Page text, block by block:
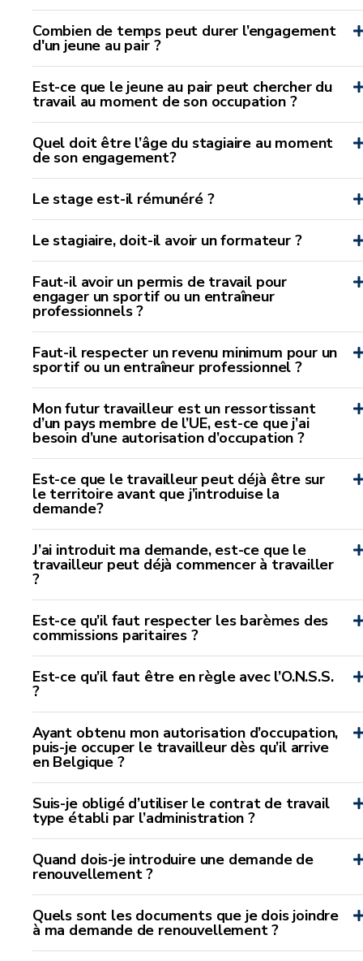
Combien de temps peut durer l’engagement
d'un jeune au pair ?
Est-ce que le jeune au pair peut chercher du
travail au moment de son occupation ?
Quel doit être l’âge du stagiaire au moment
de son engagement?
Le stage est-il rémunéré ?
Le stagiaire, doit-il avoir un formateur ?
Faut-il avoir un permis de travail pour
engager un sportif ou un entraîneur
professionnels ?
Faut-il respecter un revenu minimum pour un
sportif ou un entraîneur professionnel ?
Mon futur travailleur est un ressortissant
d’un pays membre de l’UE, est-ce que j’ai
besoin d’une autorisation d’occupation ?
Est-ce que le travailleur peut déjà être sur
le territoire avant que j’introduise la
demande?
J’ai introduit ma demande, est-ce que le
travailleur peut déjà commencer à travailler
?
Est-ce qu’il faut respecter les barèmes des
commissions paritaires ?
Est-ce qu’il faut être en règle avec l’O.N.S.S.
?
Ayant obtenu mon autorisation d’occupation,
puis-je occuper le travailleur dès qu’il arrive
en Belgique ?
Suis-je obligé d’utiliser le contrat de travail
type établi par l’administration ?
Quand dois-je introduire une demande de
renouvellement ?
Quels sont les documents que je dois joindre
à ma demande de renouvellement ?